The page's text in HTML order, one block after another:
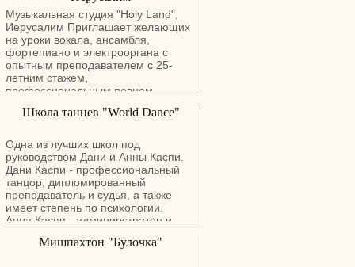
Музыкальная студия "Holy Land",
Иерусалим Приглашает желающих
на уроки вокала, ансамбля,
фортепиано и электрооргана с
опытным преподавателем с 25-
летним стажем,
профессиональным певцом,
международных конкурсов.
выступлениям, концертам,
конкурсам и международным
фестивалям! Уроки доступны в
Zoom! Первое занятие 30 минут
бесплатно! Без возрастных
ограничений! Подробнее по
телефону: 054-304-1738
Школа танцев "World Dance"
Одна из лучших школ под
руководством Дани и Анны Каспи.
Дани Каспи - профессиональный
танцор, дипломированный
преподаватель и судья, а также
имеет степень по психологии.
Анна Каспи - админирстратор и
выступлений и соревнований.
Мишпахтон "Булочка"